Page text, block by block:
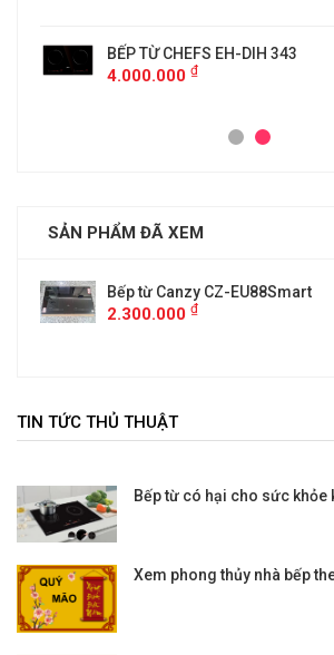
BẾP TỪ CHEFS EH-DIH 343
4.000.000 ₫
SẢN PHẨM ĐÃ XEM
Bếp từ Canzy CZ-EU88Smart
2.300.000 ₫
TIN TỨC THỦ THUẬT
Bếp từ có hại cho sức khỏe
Xem phong thủy nhà bếp